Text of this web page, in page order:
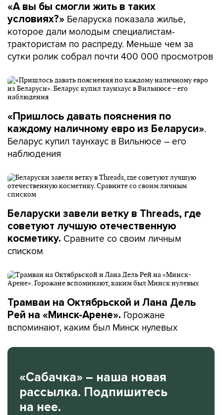
«А вы бы смогли жить в таких
условиях?» Беларуска показала жилье,
которое дали молодым специалистам-
трактористам по распреду. Меньше чем за
сутки ролик собрал почти 400 000 просмотров
«Пришлось давать пояснения по
каждому наличному евро из Беларуси».
Беларус купил таунхаус в Вильнюсе – его
наблюдения
Беларуски завели ветку в Threads, где
советуют лучшую отечественную
косметику. Сравните со своим личным
списком
Трамваи на Октябрьской и Лана Дель
Рей на «Минск-Арене». Горожане
вспоминают, каким был Минск нулевых
«Сабачка» – наша новая
рассылка. Подпишитесь
на нее.